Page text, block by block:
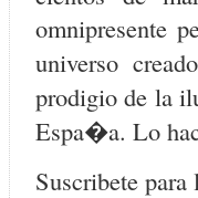
omnipresente
universo
prodigio de la
Espa�a. Lo
Suscribete